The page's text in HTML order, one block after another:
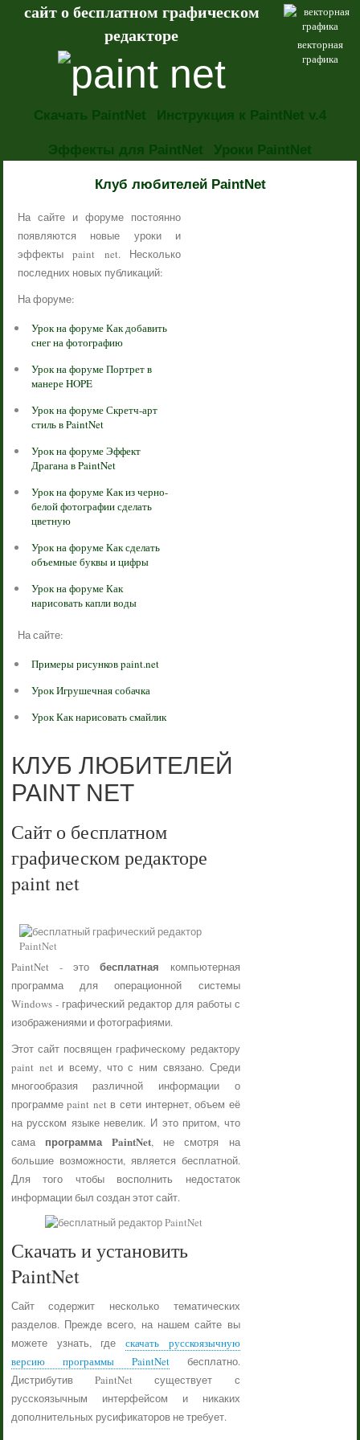
векторная
графика
сайт о бесплатном графическом
редакторе
Скачать PaintNet Инструкция к PaintNet v.4
Эффекты для PaintNet Уроки PaintNet
Клуб любителей PaintNet
На сайте и форуме постоянно
появляются новые уроки и
эффекты paint net. Несколько
последних новых публикаций:
На форуме:
Урок на форуме Как добавить
снег на фотографию
Урок на форуме Портрет в
манере HOPE
Урок на форуме Скретч-арт
стиль в PaintNet
Урок на форуме Эффект
Драгана в PaintNet
Урок на форуме Как из черно-
белой фотографии сделать
цветную
Урок на форуме Как сделать
объемные буквы и цифры
Урок на форуме Как
нарисовать капли воды
На сайте:
Примеры рисунков paint.net
Урок Игрушечная собачка
Урок Как нарисовать смайлик
КЛУБ ЛЮБИТЕЛЕЙ
PAINT NET
Сайт о бесплатном
графическом редакторе
paint net
PaintNet - этобесплатная компьютерная
программа для операционной системы
Windows - графический редактор для работы с
изображениями и фотографиями.
Этот сайт посвящен графическому редактору
paint net и всему, что с ним связано. Среди
многообразия различной информации о
программе paint net в сети интернет, объем её
на русском языке невелик. И это притом, что
сама программа PaintNet, не смотря на
большие возможности, является бесплатной.
Для того чтобы восполнить недостаток
информации был создан этот сайт.
Скачать и установить
PaintNet
Сайт содержит несколько тематических
разделов. Прежде всего, на нашем сайте вы
можете узнать, где скачать русскоязычную
версию программы PaintNetбесплатно.
Дистрибутив PaintNet существует с
русскоязычным интерфейсом и никаких
дополнительных русификаторов не требует.